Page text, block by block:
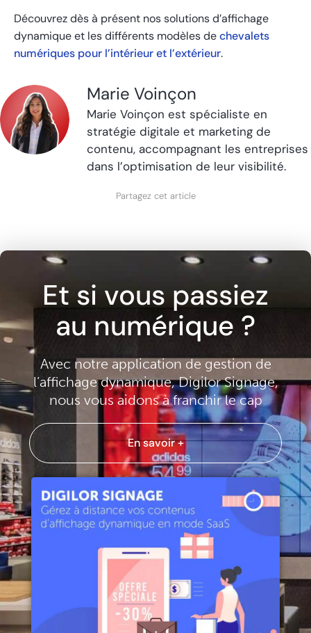
Découvrez dès à présent nos solutions d’affichage
dynamique et les différents modèles dechevalets
numériques pour l’intérieur et l’extérieur.
Marie Voinçon
Marie Voinçon est spécialiste en
stratégie digitale et marketing de
contenu, accompagnant les entreprises
dans l’optimisation de leur visibilité.
Partagez cet article
Et si vous passiez
au numérique ?
Avec notre application de gestion de
l’affichage dynamique, Digilor Signage,
nous vous aidons à franchir le cap
En savoir +